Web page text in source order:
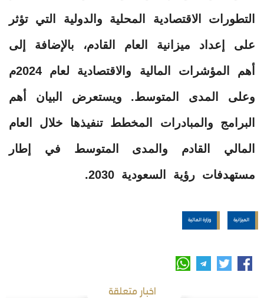
التطورات الاقتصادية المحلية والدولية التي تؤثر
على إعداد ميزانية العام القادم، بالإضافة إلى
أهم المؤشرات المالية والاقتصادية لعام 2024م
وعلى المدى المتوسط. ويستعرض البيان أهم
البرامج والمبادرات المخطط تنفيذها خلال العام
المالي القادم والمدى المتوسط في إطار
مستهدفات رؤية السعودية 2030.
الميزانية وزارة المالية
اخبار متعلقة